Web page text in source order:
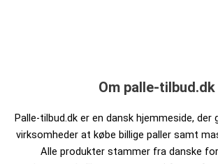
Om palle-tilbud.dk
Palle-tilbud.dk er en dansk hjemmeside,
virksomheder at købe billige paller samt
Alle produkter stammer fra danske